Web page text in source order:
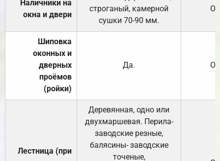
Наличники на
окна и двери
строганый, камерной
сушки 70-90 мм.
Шиповка
оконных и
дверных
проёмов
(ройки)
Да.
Лестница (при
Деревянная, одно или
двухмаршевая. Перила-
заводские резные,
балясины- заводские
точеные,